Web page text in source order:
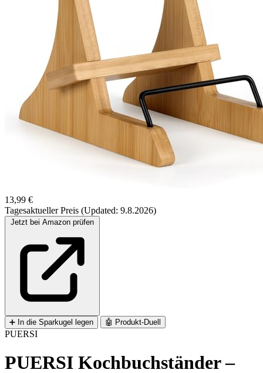
13,99 €
Tagesaktueller Preis (Updated: 9.8.2026)
➕ In die Sparkugel legen 🤖 Produkt-Duell
PUERSI
PUERSI Kochbuchständer –